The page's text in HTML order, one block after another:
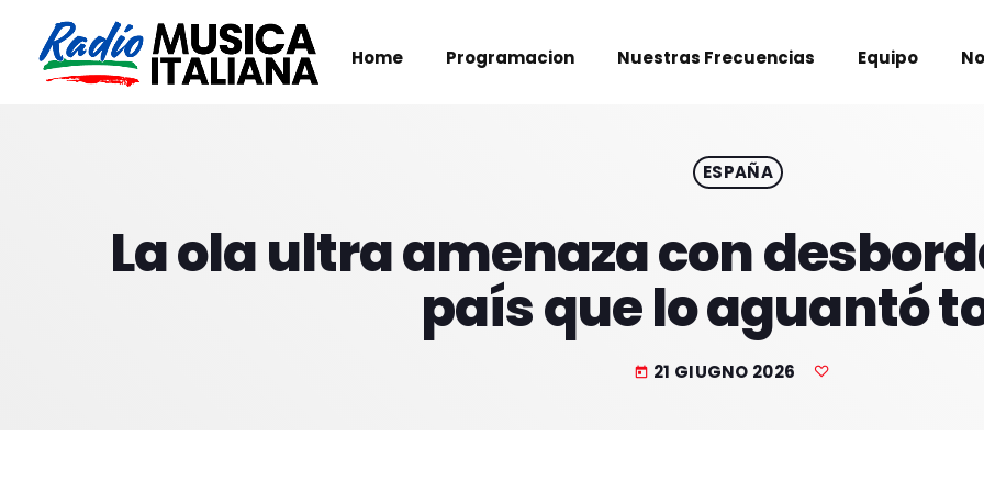
Home Programacion Nuestras Frecuencias Equipo
ESPAÑA
La ola ultra amenaza con
país que lo aguantó
today 21 GIUGNO 2026